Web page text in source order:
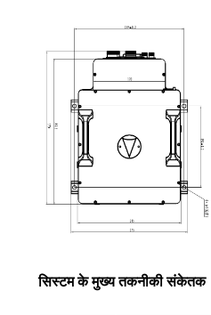
सिस्टम के मुख्य तकनीकी संकेतक